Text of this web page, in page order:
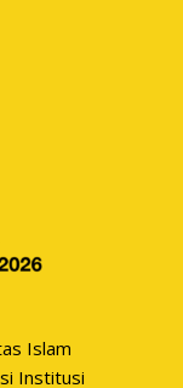
Islam
Institusi